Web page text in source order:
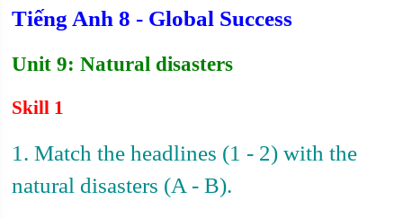
Tiếng Anh 8 - Global Success
Unit 9: Natural disasters
Skill 1
1. Match the headlines (1 - 2) with the
natural disasters (A - B).